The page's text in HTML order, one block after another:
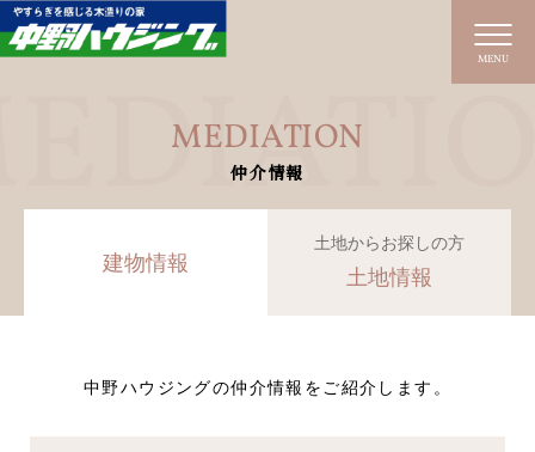
MENU
MEDIATION
仲介情報
建物情報
土地からお探しの方
土地情報
中野ハウジングの仲介情報をご紹介します。